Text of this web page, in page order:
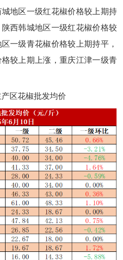
地区一级红花椒价格较上期持
西韩城地区一级红花椒价格较
一级青花椒价格较上期持平，
较上期上涨，重庆江津一级青
区花椒批发均价